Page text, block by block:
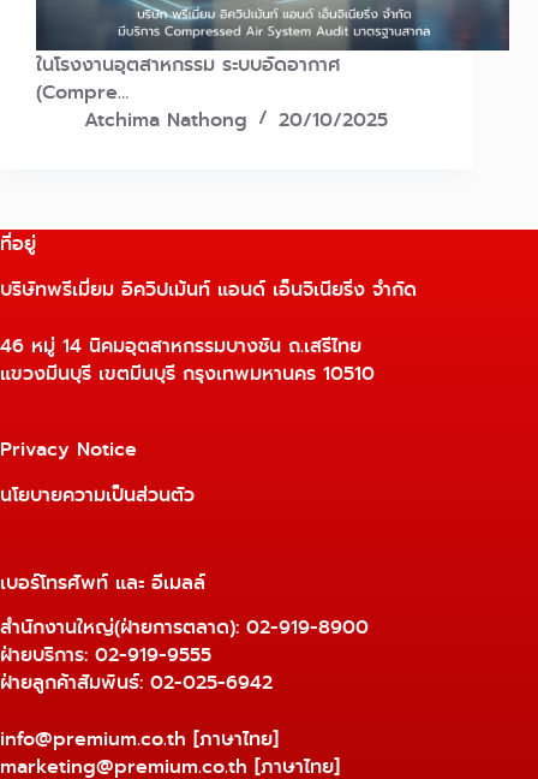
ในโรงงานอุตสาหกรรม ระบบอัดอากาศ
(Compre…
Atchima Nathong
20/10/2025
ที่อยู่
บริษัทพรีเมี่ยม อิควิปเม้นท์ แอนด์ เอ็นจิเนียริ่ง จำกัด
46 หมู่ 14 นิคมอุตสาหกรรมบางชัน ถ.เสรีไทย
แขวงมีนบุรี เขตมีนบุรี กรุงเทพมหานคร 10510
Privacy Notice
นโยบายความเป็นส่วนตัว
เบอร์โทรศัพท์ และ อีเมลล์
สำนักงานใหญ่(ฝ่ายการตลาด): 02-919-8900
ฝ่ายบริการ: 02-919-9555
ฝ่ายลูกค้าสัมพันธ์: 02-025-6942
info@premium.co.th [ภาษาไทย]
marketing@premium.co.th [ภาษาไทย]